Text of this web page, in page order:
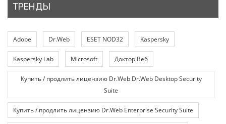
ТРЕНДЫ
Adobe Dr.Web ESET NOD32 Kaspersky
Kaspersky Lab Microsoft Доктор Веб
Купить / продлить лицензию Dr.Web Dr.Web Desktop Security
Suite
Купить / продлить лицензию Dr.Web Enterprise Security Suite